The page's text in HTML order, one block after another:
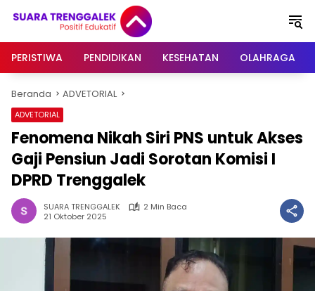
PERISTIWA
PENDIDIKAN KESEHATAN OLAHRAGA
Beranda ADVETORIAL
ADVETORIAL
Fenomena Nikah Siri PNS untuk Akses
Gaji Pensiun Jadi Sorotan Komisi I
DPRD Trenggalek
SUARA TRENGGALEK
2 Min Baca
21 Oktober 2025